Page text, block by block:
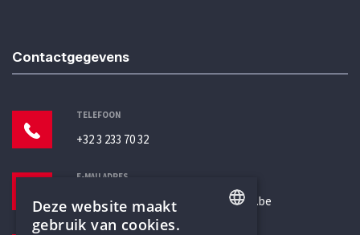
Contactgegevens
TELEFOON
+32 3 233 70 32
E-MAILADRES
secretariaat@humanistischverbond.be
Deze website maakt
gebruik van cookies.